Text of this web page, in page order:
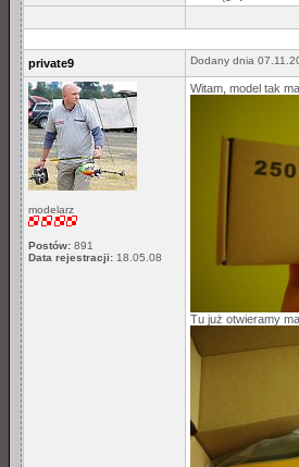
private9 Dodany dnia
modelarz
Postów: 891
Data rejestracji: 18.05.08
Witam, model tak
Tu już otwieramy